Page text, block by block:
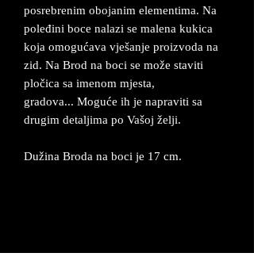
posrebrenim obojanim elementima. Na
poleđini boce nalazi se malena kukica
koja omogućava vješanje proizvoda na
zid. Na Brod na boci se može staviti
pločica sa imenom mjesta,
gradova... Moguće ih je napraviti sa
drugim detaljima po Vašoj želji.
Dužina Broda na boci je 17 cm.